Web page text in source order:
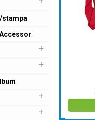
stampa
+
+
+
+